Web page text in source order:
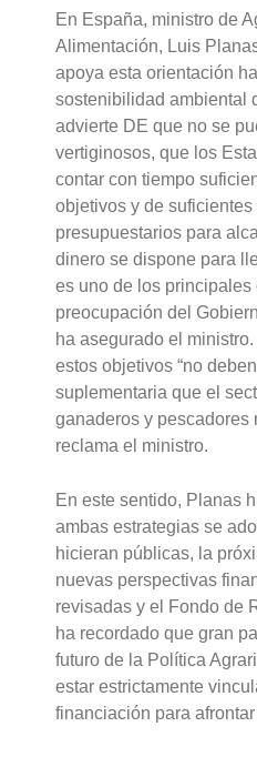
En España, ministro de
Alimentación, Luis
apoya esta orientación
sostenibilidad ambiental
advierte DE que no se
vertiginosos, que los
contar con tiempo
objetivos y de suficientes
presupuestarios para
dinero se dispone para
es uno de los principales
preocupación del
ha asegurado el
estos objetivos “no
suplementaria que el
ganaderos y pescadores
reclama el ministro.
En este sentido, Planas
ambas estrategias se
hicieran públicas, la
nuevas perspectivas
revisadas y el Fondo de
ha recordado que gran
futuro de la Política
estar estrictamente
financiación para